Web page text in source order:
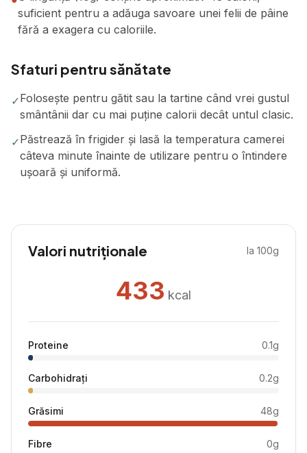
suficient pentru a adăuga savoare unei felii de pâine
fără a exagera cu caloriile.
Sfaturi pentru sănătate
✓Folosește pentru gătit sau la tartine când vrei gustul
smântânii dar cu mai puține calorii decât untul clasic.
✓Păstrează în frigider și lasă la temperatura camerei
câteva minute înainte de utilizare pentru o întindere
ușoară și uniformă.
Valori nutriționale la 100g
433 kcal
Proteine 0.1g
Carbohidrați 0.2g
Grăsimi 48g
Fibre 0g